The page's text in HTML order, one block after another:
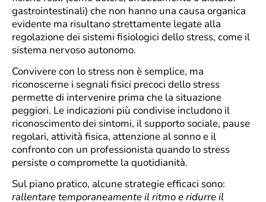
gastrointestinali) che non hanno una causa organica
evidente ma risultano strettamente legate alla
regolazione dei sistemi fisiologici dello stress, come il
sistema nervoso autonomo.
Convivere con lo stress non è semplice, ma
riconoscerne i segnali fisici precoci dello stress
permette di intervenire prima che la situazione
peggiori. Le indicazioni più condivise includono il
riconoscimento dei sintomi, il supporto sociale, pause
regolari, attività fisica, attenzione al sonno e il
confronto con un professionista quando lo stress
persiste o compromette la quotidianità.
Sul piano pratico, alcune strategie efficaci sono:
rallentare temporaneamente il ritmo e ridurre il